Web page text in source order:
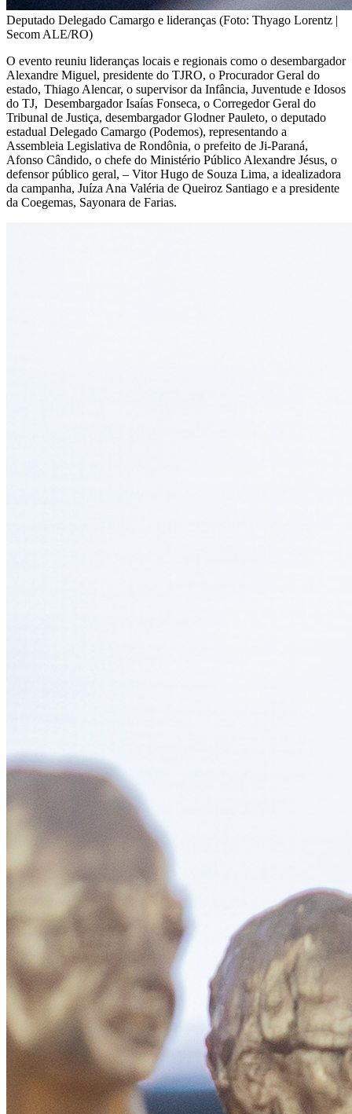
Deputado Delegado Camargo e lideranças (Foto: Thyago Lorentz |
Secom ALE/RO)
O evento reuniu lideranças locais e regionais como o desembargador
Alexandre Miguel, presidente do TJRO, o Procurador Geral do
estado, Thiago Alencar, o supervisor da Infância, Juventude e Idosos
do TJ, Desembargador Isaías Fonseca, o Corregedor Geral do
Tribunal de Justiça, desembargador Glodner Pauleto, o deputado
estadual Delegado Camargo (Podemos), representando a
Assembleia Legislativa de Rondônia, o prefeito de Ji-Paraná,
Afonso Cândido, o chefe do Ministério Público Alexandre Jésus, o
defensor público geral, – Vitor Hugo de Souza Lima, a idealizadora
da campanha, Juíza Ana Valéria de Queiroz Santiago e a presidente
da Coegemas, Sayonara de Farias.